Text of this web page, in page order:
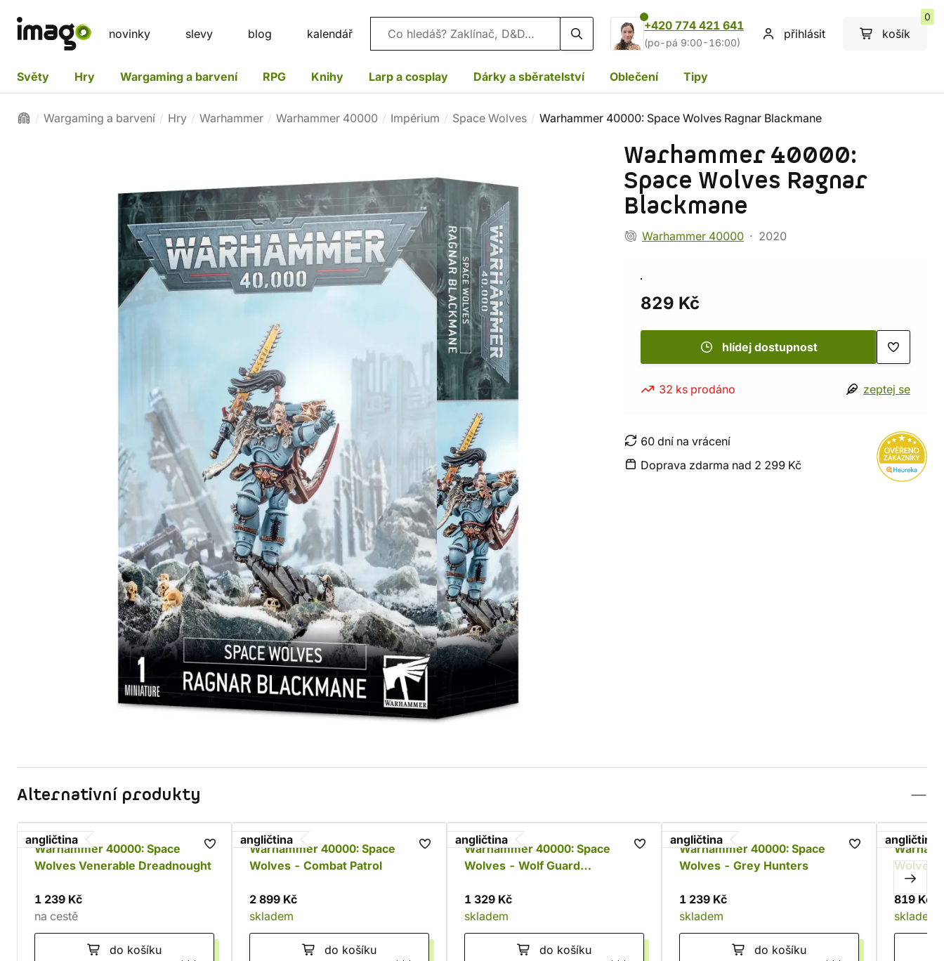
novinky slevy blog kalendář Vyhledávání
+420 774 421 641
(po-pá 9:00-16:00)
přihlásit košík
0
Světy Hry Wargaming a barvení RPG Knihy Larp a cosplay Dárky a sběratelství Oblečení Tipy
Wargaming a barvení Hry Warhammer Warhammer 40000 Impérium Space Wolves Warhammer 40000: Space Wolves Ragnar Blackmane
Warhammer 40000:
Space Wolves Ragnar
Blackmane
Warhammer 40000 2020
829 Kč
hlídej dostupnost
32 ks prodáno zeptej se
60 dní na vrácení
Doprava zdarma nad 2 299 Kč
Alternativní produkty
angličtina
Warhammer 40000: Space
Wolves Venerable Dreadnought
1 239 Kč
na cestě
do košíku
angličtina
Warhammer 40000: Space
Wolves - Combat Patrol
2 899 Kč
skladem
do košíku
angličtina
Warhammer 40000: Space
Wolves - Wolf Guard
1 329 Kč
skladem
do košíku
angličtina
Warhammer 40000: Space
Wolves - Grey Hunters
1 239 Kč
skladem
do košíku
angličtina
Wolves
Leader
819 Kč
skladem